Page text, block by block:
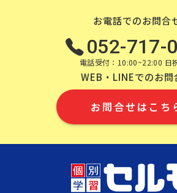
お電話でのお問合
052-717-
電話受付：10:00~22:00 日
WEB・LINEでのお問
お問合せはこち